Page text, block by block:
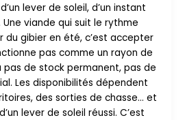
lever de soleil, d’un instant
viande qui suit le rythme
du gibier en été, c’est accepter
pas comme un rayon de
pas de stock permanent, pas de
Les disponibilités dépendent
des sorties de chasse… et
lever de soleil réussi. C’est